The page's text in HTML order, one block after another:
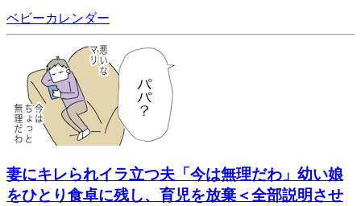
ベビーカレンダー
妻にキレられイラ立つ夫「今は無理だわ」幼い娘
をひとり食卓に残し、育児を放棄＜全部説明させ